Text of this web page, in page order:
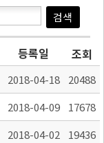
등록일 조회
2018-04-18
20488
2018-04-09
17678
2018-04-02
19436